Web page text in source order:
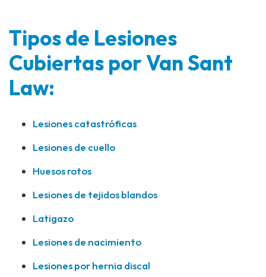
Tipos de Lesiones
Cubiertas por Van Sant
Law:
Lesiones catastróficas
Lesiones de cuello
Huesos rotos
Lesiones de tejidos blandos
Latigazo
Lesiones de nacimiento
Lesiones por hernia discal